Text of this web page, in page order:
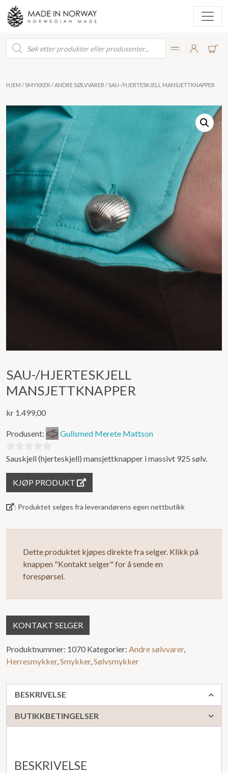
Products
search
HJEM / SMYKKER /ANDRE SØLVVARER / SAU-/HJERTESKJELL MANSJETTKNAPPER
SAU-/HJERTESKJELL
MANSJETTKNAPPER
kr 1.499,00
Produsent: Gullsmed Merete Mattson
0
Sauskjell (hjerteskjell) mansjettknapper i massivt 925 sølv.
KJØP PRODUKT
: Produktet selges fra leverandørens egen nettbutikk
Dette produktet kjøpes direkte fra selger. Klikk på
knappen "Kontakt selger" for å sende en
forespørsel.
KONTAKT SELGER
Produktnummer: 1070 Kategorier: Andre sølvvarer,
Herresmykker,Smykker,Sølvsmykker
BESKRIVELSE
BUTIKKBETINGELSER
BESKRIVELSE